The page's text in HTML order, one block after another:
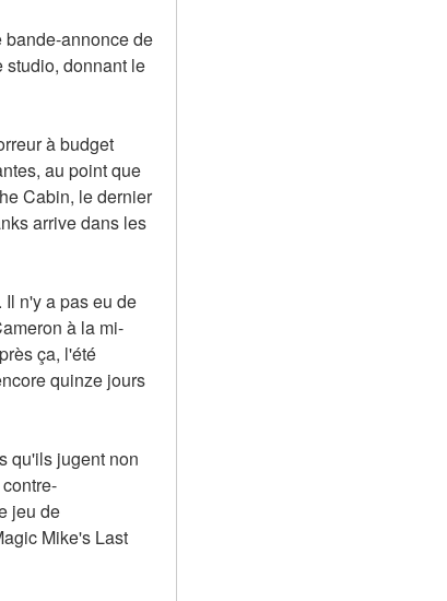
bande-annonce de
studio, donnant le
à budget
au point que
Cabin, le dernier
arrive dans les
n'y a pas eu de
à la mi-
ça, l'été
quinze jours
qu'ils jugent non
jeu de
Mike's Last